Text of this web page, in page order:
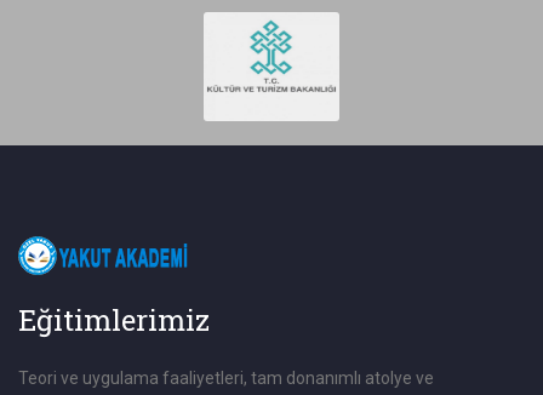
Eğitimlerimiz
Teori ve uygulama faaliyetleri, tam donanımlı atolye ve